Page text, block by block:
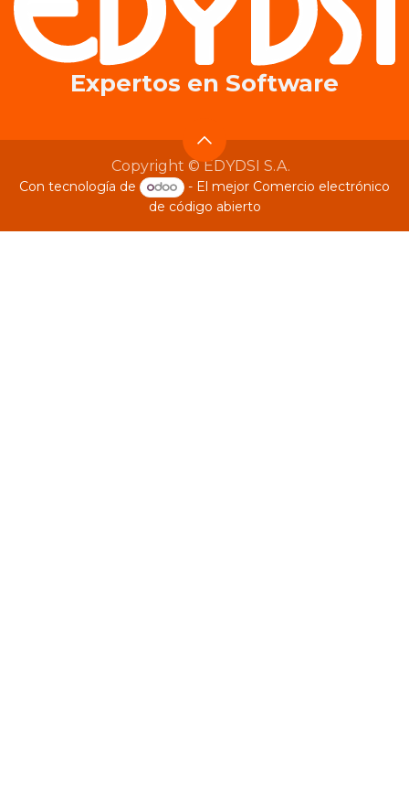
Expertos en​ Software
Copyright © EDYDSI S.A.
Con tecnología de - El mejor Comercio electrónico
de código abierto